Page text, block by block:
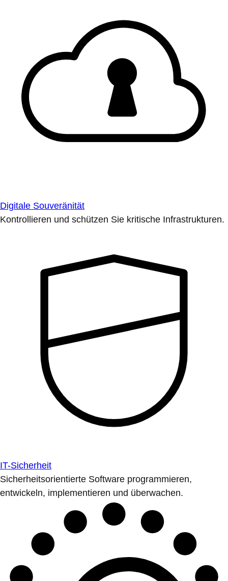
Digitale Souveränität
Kontrollieren und schützen Sie kritische Infrastrukturen.
IT-Sicherheit
Sicherheitsorientierte Software programmieren,
entwickeln, implementieren und überwachen.